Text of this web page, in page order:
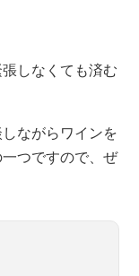
しなくても済む
ながらワインを
つですので、ぜ